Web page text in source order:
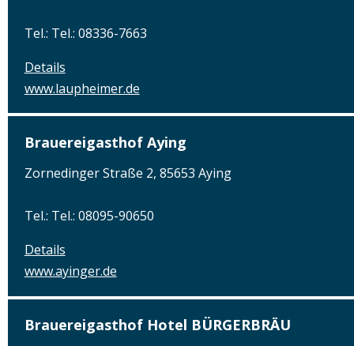
Tel.: Tel.: 08336-7663
Details
www.laupheimer.de
Brauereigasthof Aying
Zornedinger Straße 2, 85653 Aying
Tel.: Tel.: 08095-90650
Details
www.ayinger.de
Brauereigasthof Hotel BÜRGERBRÄU